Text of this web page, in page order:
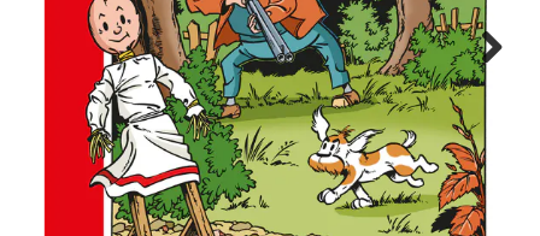
MANGA
COMICS
TOP-10
Next